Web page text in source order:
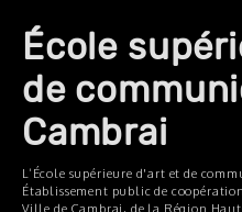
École
de
Cambrai
L’École supérieure d'art et de
Établissement public de